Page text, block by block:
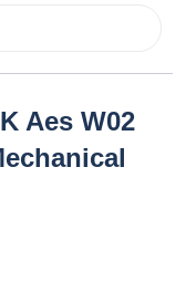
Aes W02